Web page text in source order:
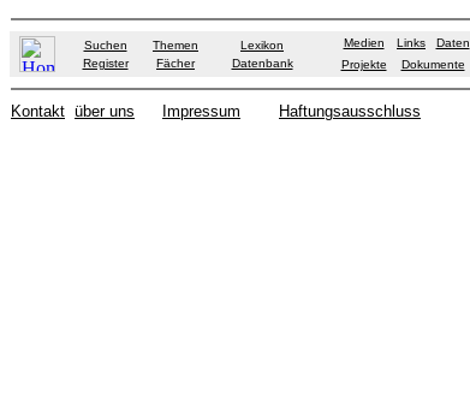
Suchen Themen
Lexikon
Register
Fächer Datenbank
Medien Links
Daten
Projekte
Dokumente
Kontakt über uns Impressum Haftungsausschluss